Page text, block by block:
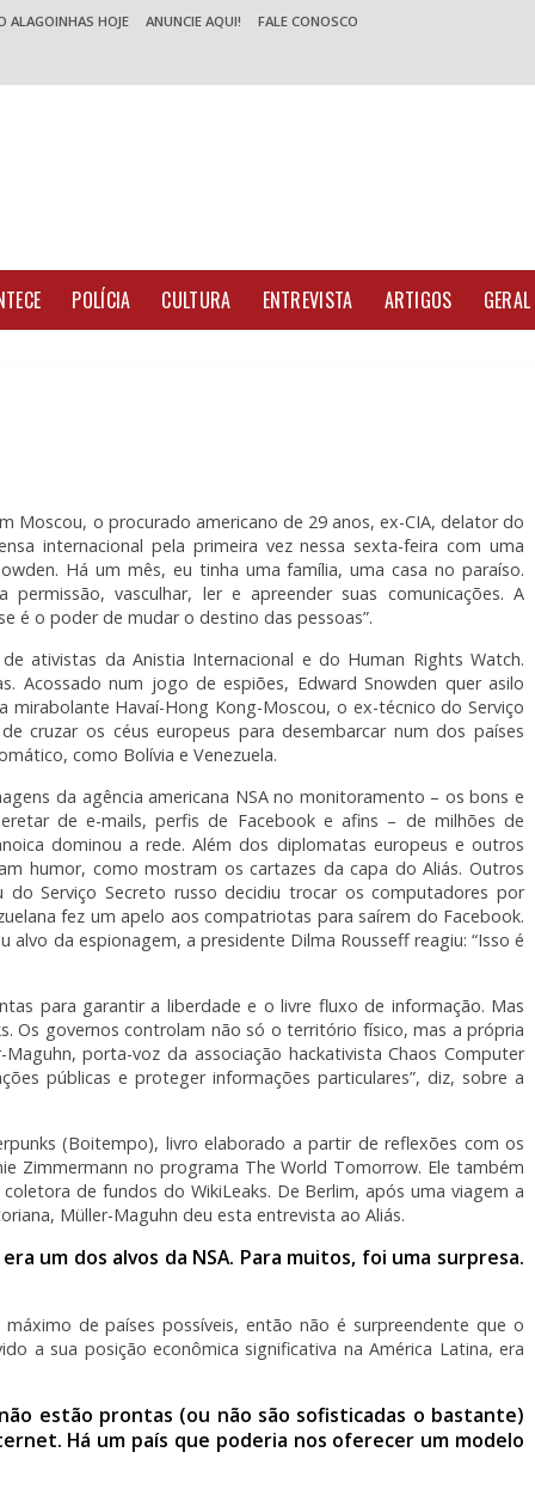
ALAGOINHAS HOJE ANUNCIE AQUI! FALE CONOSCO
POLÍCIA CULTURA ENTREVISTA ARTIGOS GERAL
Moscou, o procurado americano de 29 anos, ex-CIA, delator do
internacional pela primeira vez nessa sexta-feira com uma
Há um mês, eu tinha uma família, uma casa no paraíso.
vasculhar, ler e apreender suas comunicações. A
é o poder de mudar o destino das pessoas”.
ativistas da Anistia Internacional e do Human Rights Watch.
Acossado num jogo de espiões, Edward Snowden quer asilo
Havaí-Hong Kong-Moscou, o ex-técnico do Serviço
cruzar os céus europeus para desembarcar num dos países
como Bolívia e Venezuela.
da agência americana NSA no monitoramento – os bons e
de e-mails, perfis de Facebook e afins – de milhões de
dominou a rede. Além dos diplomatas europeus e outros
humor, como mostram os cartazes da capa do Aliás. Outros
do Serviço Secreto russo decidiu trocar os computadores por
fez um apelo aos compatriotas para saírem do Facebook.
da espionagem, a presidente Dilma Rousseff reagiu: “Isso é
para garantir a liberdade e o livre fluxo de informação. Mas
Os governos controlam não só o território físico, mas a própria
porta-voz da associação hackativista Chaos Computer
públicas e proteger informações particulares”, diz, sobre a
(Boitempo), livro elaborado a partir de reflexões com os
Zimmermann no programa The World Tomorrow. Ele também
de fundos do WikiLeaks. De Berlim, após uma viagem a
Müller-Maguhn deu esta entrevista ao Aliás.
um dos alvos da NSA. Para muitos, foi uma surpresa.
de países possíveis, então não é surpreendente que o
a sua posição econômica significativa na América Latina, era
estão prontas (ou não são sofisticadas o bastante)
Há um país que poderia nos oferecer um modelo